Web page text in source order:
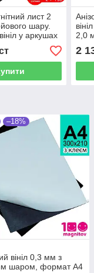
лист 2
шару.
у аркушах
(420х300 мм)
2,0
х
2
–18%
вініл 0,3 мм з
шаром, формат А4